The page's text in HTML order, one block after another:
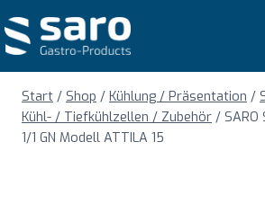
Inhalt
springen
Start / Shop / Kühlung / Präsentation /
Kühl- / Tiefkühlzellen / Zubehör /
1/1 GN Modell ATTILA 15